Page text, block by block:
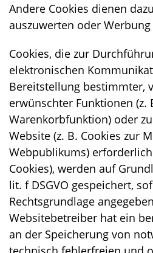
Andere Cookies dienen
auszuwerten oder Werbung
Cookies, die zur
elektronischen
Bereitstellung bestimmter,
erwünschter Funktionen (z.
Warenkorbfunktion) oder
Website (z. B. Cookies zur
Webpublikums)
Cookies), werden auf
lit. f DSGVO gespeichert,
Rechtsgrundlage
Websitebetreiber hat ein
an der Speicherung von